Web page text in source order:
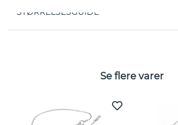
STØRRELSESGUIDE
Se flere varer